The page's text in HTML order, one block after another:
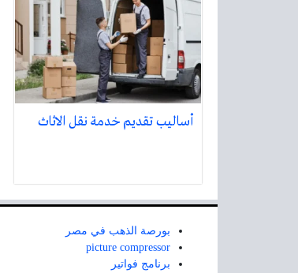
أساليب تقديم خدمة نقل الاثاث
بورصة الذهب في مصر
picture compressor
برنامج فواتير